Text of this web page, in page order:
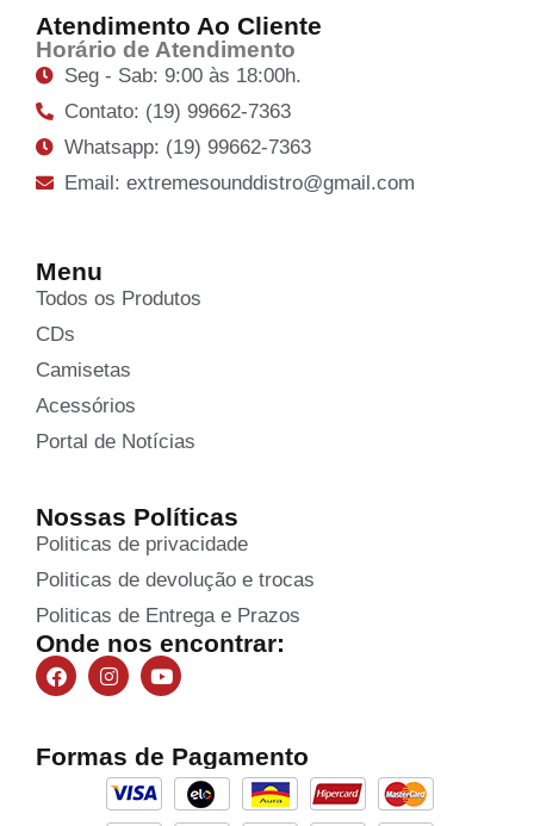
Atendimento Ao Cliente
Horário de Atendimento
Seg - Sab: 9:00 às 18:00h.
Contato: (19) 99662-7363
Whatsapp: (19) 99662-7363
Email: extremesounddistro@gmail.com
Menu
Todos os Produtos
CDs
Camisetas
Acessórios
Portal de Notícias
Nossas Políticas
Politicas de privacidade
Politicas de devolução e trocas
Politicas de Entrega e Prazos
Onde nos encontrar:
Formas de Pagamento